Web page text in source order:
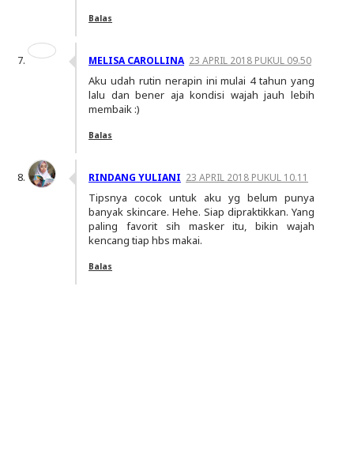
Balas
MELISA CAROLLINA 23 APRIL 2018 PUKUL 09.50
Aku udah rutin nerapin ini mulai 4 tahun yang
lalu dan bener aja kondisi wajah jauh lebih
membaik :)
Balas
RINDANG YULIANI 23 APRIL 2018 PUKUL 10.11
Tipsnya cocok untuk aku yg belum punya
banyak skincare. Hehe. Siap dipraktikkan. Yang
paling favorit sih masker itu, bikin wajah
kencang tiap hbs makai.
Balas